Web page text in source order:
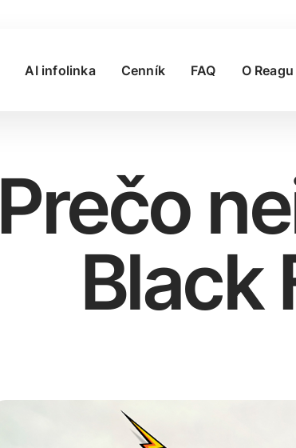
AI infolinka Cenník FAQ O Reagu
Prečo
Black